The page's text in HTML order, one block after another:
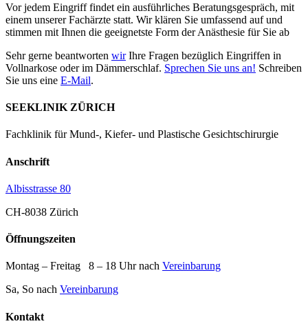
Vor jedem Eingriff findet ein ausführliches Beratungsgespräch, mit
einem unserer Fachärzte statt. Wir klären Sie umfassend auf und
stimmen mit Ihnen die geeignetste Form der Anästhesie für Sie ab
Sehr gerne beantworten wirIhre Fragen bezüglich Eingriffen in
Vollnarkose oder im Dämmerschlaf. Sprechen Sie uns an! Schreiben
Sie uns eine E-Mail.
SEEKLINIK ZÜRICH
Fachklinik für Mund-, Kiefer- und Plastische Gesichtschirurgie
Anschrift
Albisstrasse 80
CH-8038 Zürich
Öffnungszeiten
Montag – Freitag 8 – 18 Uhr nach Vereinbarung
Sa, So nach Vereinbarung
Kontakt